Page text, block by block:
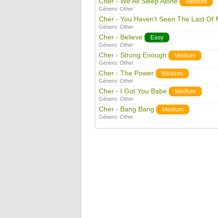
Medium
Género: Other
Cher - You Haven't Seen The Last Of
Género: Other
Cher - Believe Easy
Género: Other
Cher - Strong Enough Medium
Género: Other
Cher - The Power Medium
Género: Other
Cher - I Got You Babe Medium
Género: Other
Cher - Bang Bang Medium
Género: Other